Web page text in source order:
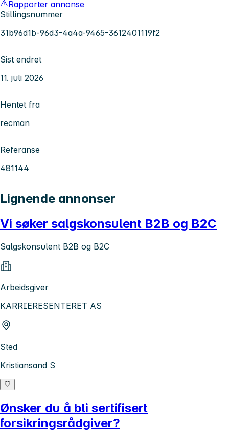
Rapporter annonse
Stillingsnummer
31b96d1b-96d3-4a4a-9465-3612401119f2
Sist endret
11. juli 2026
Hentet fra
recman
Referanse
481144
Lignende annonser
Vi søker salgskonsulent B2B og B2C
Salgskonsulent B2B og B2C
Arbeidsgiver
KARRIERESENTERET AS
Sted
Kristiansand S
Ønsker du å bli sertifisert
forsikringsrådgiver?